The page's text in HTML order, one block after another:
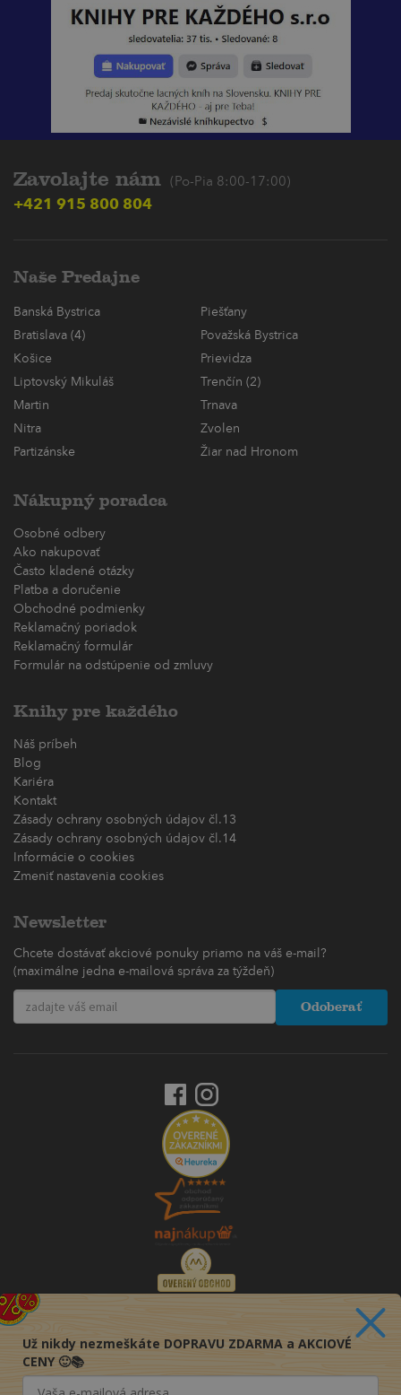
Zavolajte nám (Po-Pia 8:00-17:00)
+421 915 800 804
Naše Predajne
Banská Bystrica
Piešťany
Bratislava (4)
Považská Bystrica
Košice
Prievidza
Liptovský Mikuláš
Trenčín (2)
Martin
Trnava
Nitra
Zvolen
Partizánske
Žiar nad Hronom
Nákupný poradca
Osobné odbery
Ako nakupovať
Často kladené otázky
Platba a doručenie
Obchodné podmienky
Reklamačný poriadok
Reklamačný formulár
Formulár na odstúpenie od zmluvy
Knihy pre každého
Náš príbeh
Blog
Kariéra
Kontakt
Zásady ochrany osobných údajov čl.13
Zásady ochrany osobných údajov čl.14
Informácie o cookies
Zmeniť nastavenia cookies
Newsletter
Chcete dostávať akciové ponuky priamo na váš e-mail?
(maximálne jedna e-mailová správa za týždeň)
Odoberať
Už nikdy nezmeškáte DOPRAVU ZDARMA a AKCIOVÉ
CENY 🙂📚